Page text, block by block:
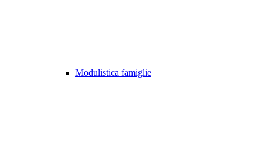
Modulistica famiglie